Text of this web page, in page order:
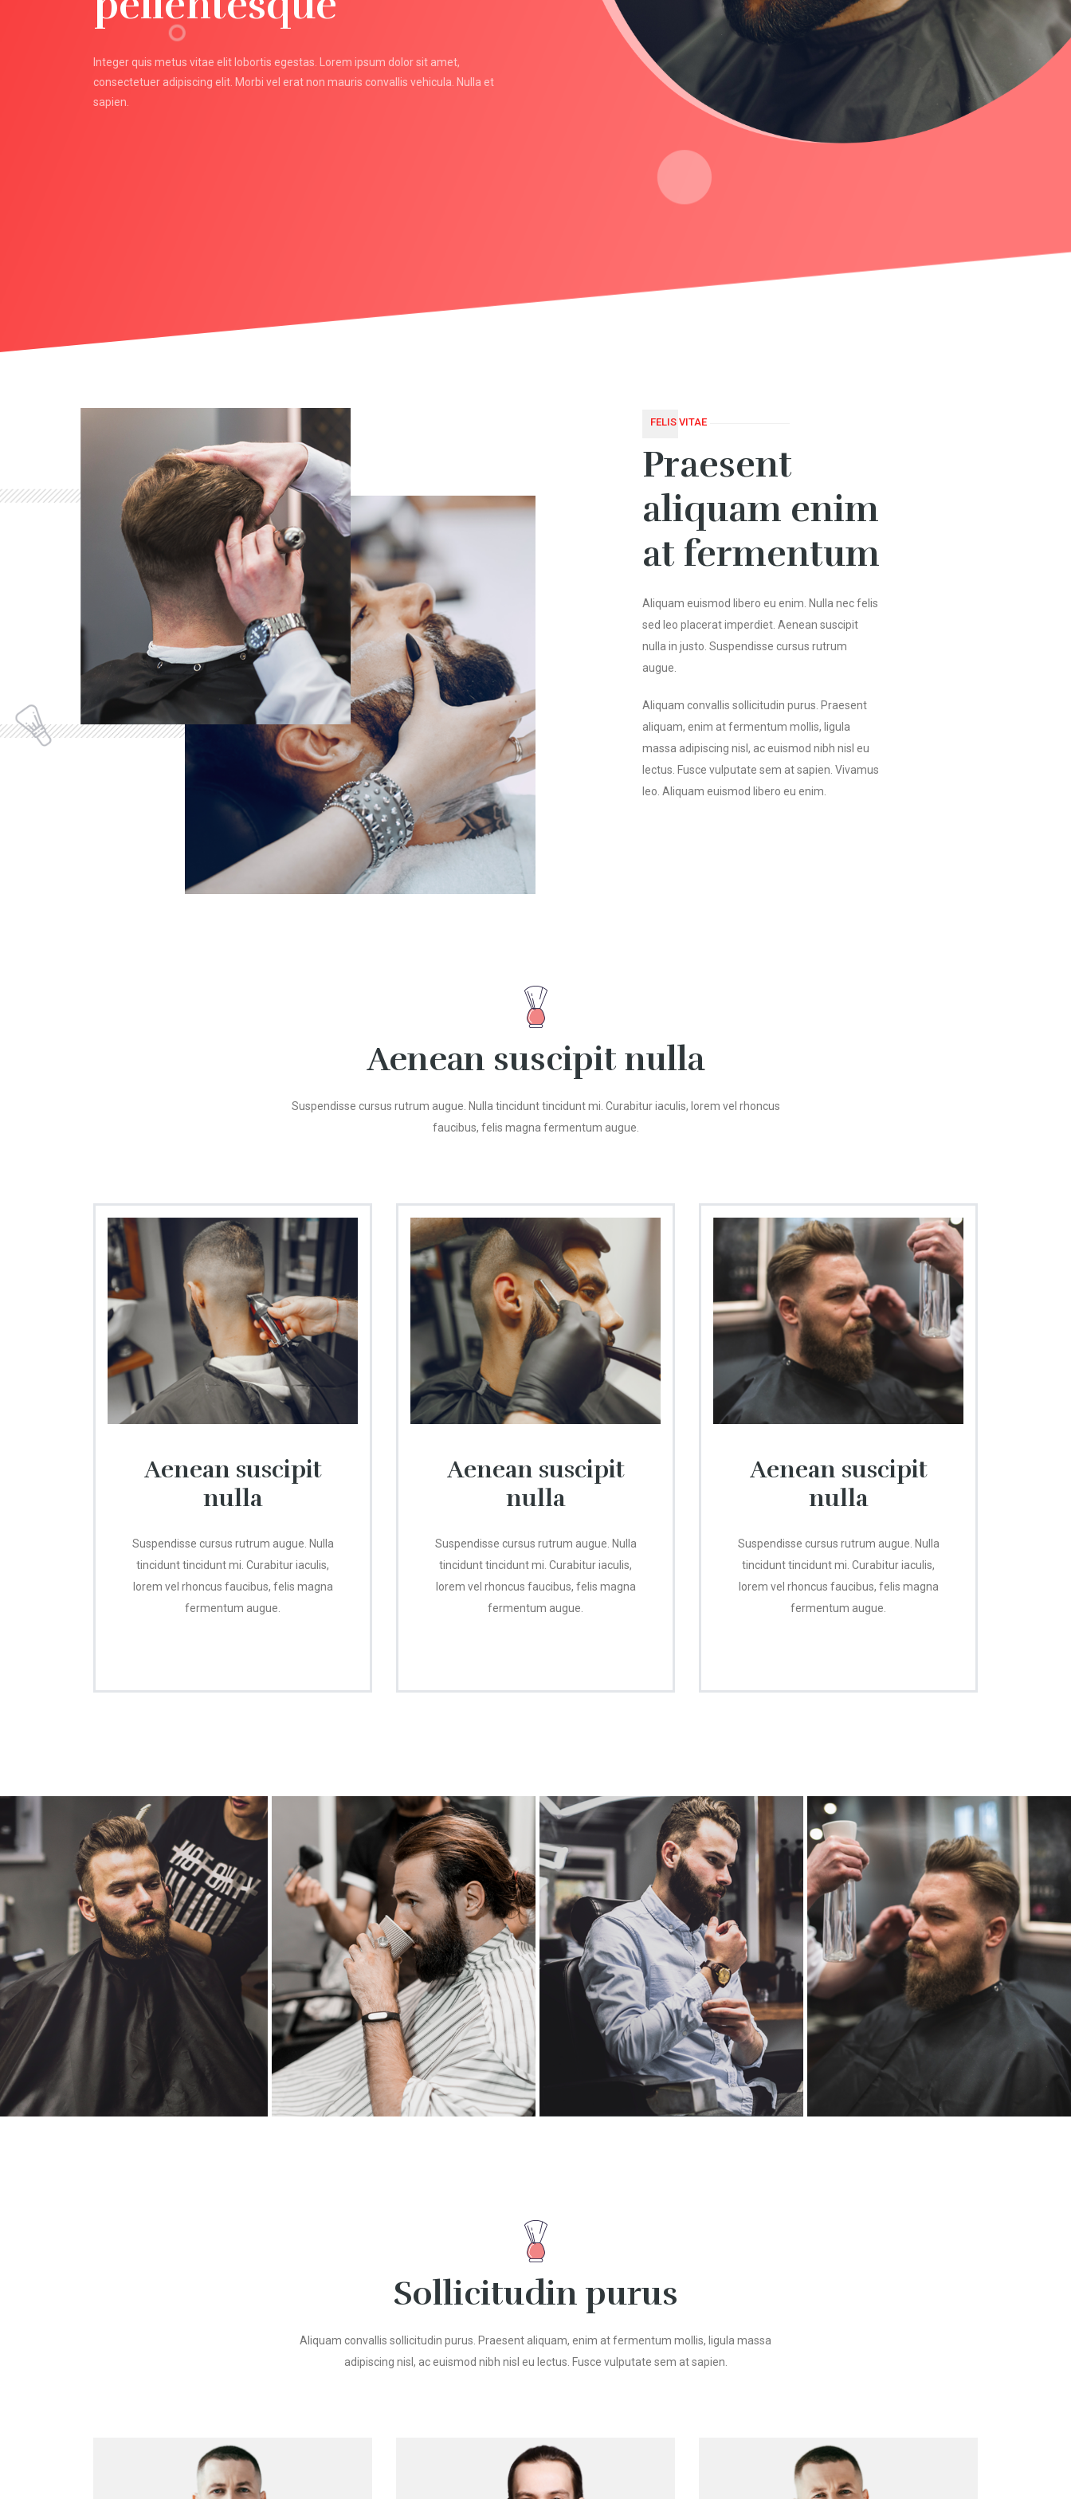
Integer quis metus vitae elit lobortis egestas. Lorem ipsum dolor sit amet,
consectetuer adipiscing elit. Morbi vel erat non mauris convallis vehicula. Nulla et
sapien.
FELIS VITAE
Praesent
aliquam enim
at fermentum
Aliquam euismod libero eu enim. Nulla nec felis
sed leo placerat imperdiet. Aenean suscipit
nulla in justo. Suspendisse cursus rutrum
augue.
Aliquam convallis sollicitudin purus. Praesent
aliquam, enim at fermentum mollis, ligula
massa adipiscing nisl, ac euismod nibh nisl eu
lectus. Fusce vulputate sem at sapien. Vivamus
leo. Aliquam euismod libero eu enim.
Aenean suscipit nulla
Suspendisse cursus rutrum augue. Nulla tincidunt tincidunt mi. Curabitur iaculis, lorem vel rhoncus
faucibus, felis magna fermentum augue.
Aenean suscipit
nulla
Suspendisse cursus rutrum augue. Nulla
tincidunt tincidunt mi. Curabitur iaculis,
lorem vel rhoncus faucibus, felis magna
fermentum augue.
Aenean suscipit
nulla
Suspendisse cursus rutrum augue. Nulla
tincidunt tincidunt mi. Curabitur iaculis,
lorem vel rhoncus faucibus, felis magna
fermentum augue.
Aenean suscipit
nulla
Suspendisse cursus rutrum augue. Nulla
tincidunt tincidunt mi. Curabitur iaculis,
lorem vel rhoncus faucibus, felis magna
fermentum augue.
Sollicitudin purus
Aliquam convallis sollicitudin purus. Praesent aliquam, enim at fermentum mollis, ligula massa
adipiscing nisl, ac euismod nibh nisl eu lectus. Fusce vulputate sem at sapien.